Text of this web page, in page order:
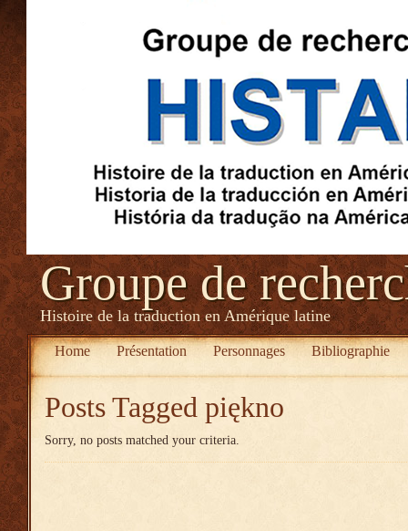
Groupe de
Histoire de la traduction en Amérique latine
Home Présentation Personnages Bibliographie
Posts Tagged piękno
Sorry, no posts matched your criteria.